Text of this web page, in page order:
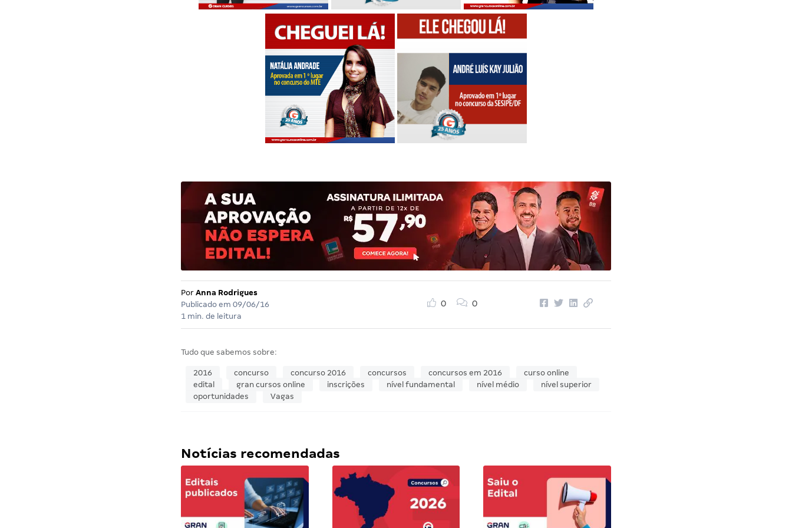
Por Anna Rodrigues
Publicado em 09/06/16
1 min. de leitura
0 0
Tudo que sabemos sobre:
2016 concurso concurso 2016 concursos concursos em 2016
curso online
edital
gran cursos online inscrições nível fundamental nível médio
nível superior
oportunidades
Vagas
Notícias recomendadas